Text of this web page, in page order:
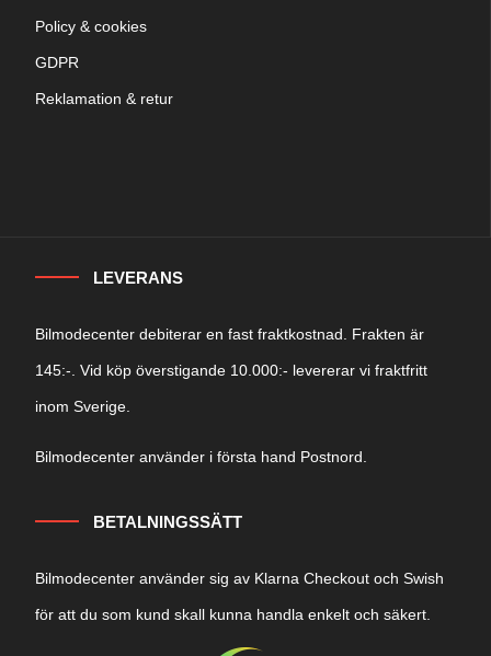
Policy & cookies
GDPR
Reklamation & retur
LEVERANS
Bilmodecenter debiterar en fast fraktkostnad. Frakten är
145:-. Vid köp överstigande 10.000:- levererar vi fraktfritt
inom Sverige.
Bilmodecenter använder i första hand Postnord.
BETALNINGSSÄTT
Bilmodecenter använder sig av Klarna Checkout och Swish
för att du som kund skall kunna handla enkelt och säkert.